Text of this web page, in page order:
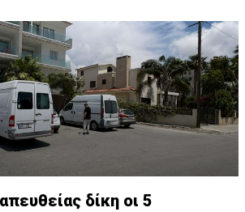
στα ψηλότερα ορεινά.
δίκη οι 5